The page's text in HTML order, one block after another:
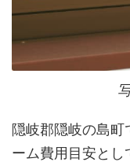
隠岐郡隠岐の島町
ーム費用目安とし